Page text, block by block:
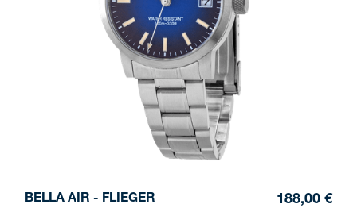
BELLA AIR - FLIEGER
188,00 €